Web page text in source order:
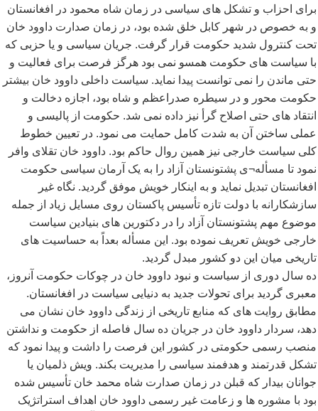
برای احزاب و تشکل های سیاسی در زمان شاه محمود در افغانستان
و به خصوص در شهر کابل خلق شده بود، در زمان صدارت داوود خان
تحت کنترول شدید حکومت قرار گرفت. جریان سیاسی و یا حزبی که
با سیاست های حکومت همسو نمی بود هرگز فرصت برای فعالیت و
حتی ماندن را نمی توانست پیدا نماید. سیاست داخلی داوود خان بیشتر
حکومت محور و در سیطره صدراعظم و شاه بود، اجازه دخالت و
انتقاد های حتی اصلاح گرأ نیز داده نمی شد. حکومت از پالیسی و
عملی ساختن آن به شدت کامل حمایت می نمود. در تعیین خطوط
کلی سیاست خارجی نیز همین روال حاکم بود. داوود خان تقلای وافر
نمود تا مسأله¬ی پشتونستان آزاد را به یک آرمان سیاسی حکومت
افغانستان تبدیل نماید و به اینکار خویش موفق گردید. نگاه غیر
سازشکارانه با دولت تازه تأسیس پاکستان روی مسایل زیاد از جمله
موضوع مهم پشتونستان آزاد را در دکتورین های بنیادین سیاست
خارجی خویش تعریف نموده بود. این مسأله بعداً به حساسیت های
تاریخی میان این دو کشور مبدل گردید.
ده سال دوری از سیاست و نبود داوود خان در چوکات حکومت آنروز،
معبری گردید برای تحولات جدید به دنیایی سیاست در افغانستان.
مطابق روایت های که منابع تاریخی از زندگی داوود خان نشان می
دهد، سردار داوود خان در جریان ده سال فاصله از حکومت و نداشتن
منصب رسمی حکومتی در کشور این فرصت را داشت و پیدا نمود که
تشکل قدرتمند و هدفمند سیاسی را مدیریت بکند. ویش ذلمیان یا
جوانان بیدار که قبلن در زمان صدارت شاه محمد خان تأسیس شده
بود با مشوره ها و زعامت غیر رسمی داوود خان اهداف استراتژیک